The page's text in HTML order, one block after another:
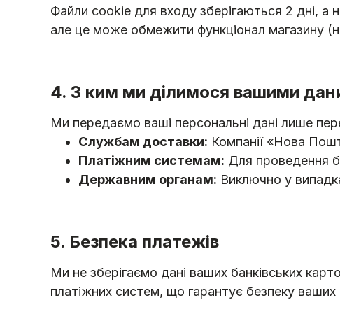
Файли cookie для входу зберігаються 2 дні,
але це може обмежити функціонал магазину
4. З ким ми ділимося вашими
Ми передаємо ваші персональні дані лише
Службам доставки: Компанії «Нова
Платіжним системам: Для проведення
Державним органам: Виключно у
5. Безпека платежів
Ми не зберігаємо дані ваших банківських
платіжних систем, що гарантує безпеку ваших